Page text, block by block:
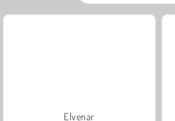
Elvenar